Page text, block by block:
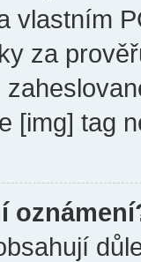
vlastním
za
[img] tag